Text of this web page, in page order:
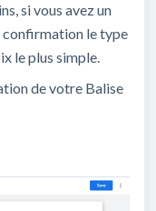
si vous avez un
confirmation le type
le plus simple.
de votre Balise